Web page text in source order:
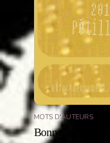
MOTS D'AUTEURS
Bonne année